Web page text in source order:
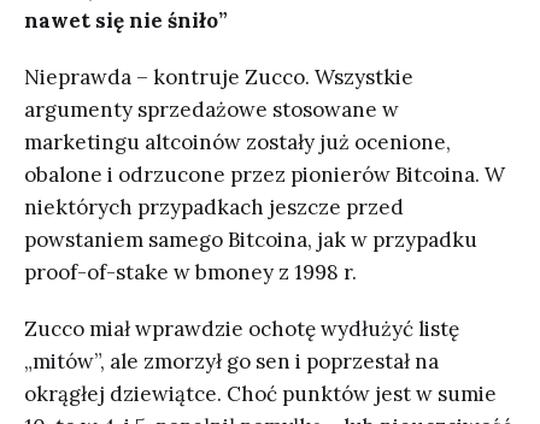
nawet się nie śniło”
Nieprawda – kontruje Zucco. Wszystkie
argumenty sprzedażowe stosowane w
marketingu altcoinów zostały już ocenione,
obalone i odrzucone przez pionierów Bitcoina. W
niektórych przypadkach jeszcze przed
powstaniem samego Bitcoina, jak w przypadku
proof-of-stake w bmoney z 1998 r.
Zucco miał wprawdzie ochotę wydłużyć listę
„mitów”, ale zmorzył go sen i poprzestał na
okrągłej dziewiątce. Choć punktów jest w sumie